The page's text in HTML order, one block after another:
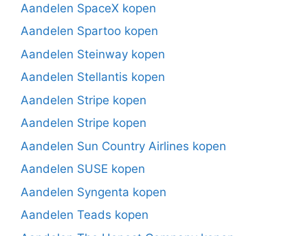
Aandelen SpaceX kopen
Aandelen Spartoo kopen
Aandelen Steinway kopen
Aandelen Stellantis kopen
Aandelen Stripe kopen
Aandelen Stripe kopen
Aandelen Sun Country Airlines kopen
Aandelen SUSE kopen
Aandelen Syngenta kopen
Aandelen Teads kopen